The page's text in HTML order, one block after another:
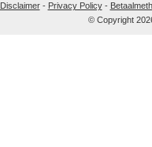
Disclaimer- Privacy Policy-
© Copyright